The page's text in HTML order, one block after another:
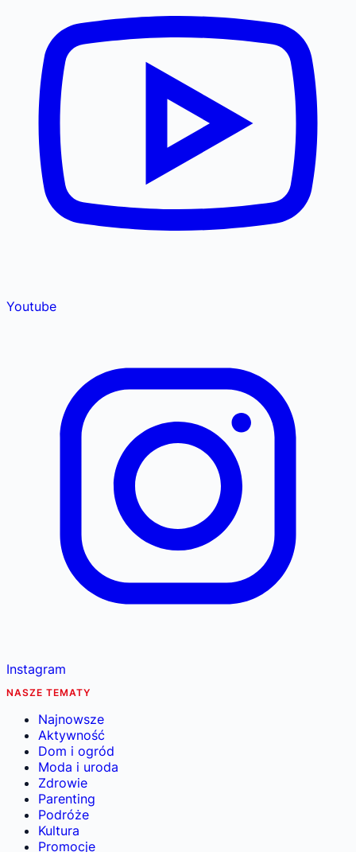
Youtube
Instagram
NASZE TEMATY
Najnowsze
Aktywność
Dom i ogród
Moda i uroda
Zdrowie
Parenting
Podróże
Kultura
Promocje